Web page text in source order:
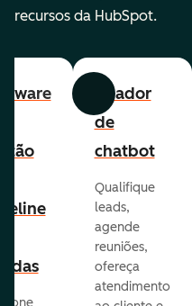
recursos da HubSpot.
Anterior Avançar
Criador
de
chatbot
Qualifique
leads,
agende
reuniões,
ofereça
atendimento